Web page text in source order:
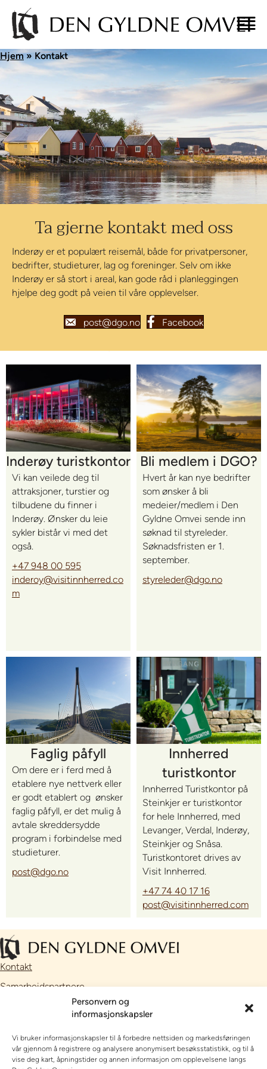
Personvern og
informasjonskapsler
Vi bruker informasjonskapsler til å forbedre nettsiden og markedsføringen
vår gjennom å registrere og analysere anonymisert besøksstatistikk, og til å
vise deg kart, åpningstider og annen informasjon om opplevelsene langs
Hjem» Kontakt
Ta gjerne kontakt med oss
Inderøy er et populært reisemål, både for privatpersoner,
bedrifter, studieturer, lag og foreninger. Selv om ikke
Inderøy er så stort i areal, kan gode råd i planleggingen
hjelpe deg godt på veien til våre opplevelser.
post@dgo.no Facebook
Inderøy turistkontor
Vi kan veilede deg til
attraksjoner, turstier og
tilbudene du finner i
Inderøy. Ønsker du leie
sykler bistår vi med det
også.
+47 948 00 595
inderoy@visitinnherred.co
m
Bli medlem i DGO?
Hvert år kan nye bedrifter
som ønsker å bli
medeier/medlem i Den
Gyldne Omvei sende inn
søknad til styreleder.
Søknadsfristen er 1.
september.
styreleder@dgo.no
Faglig påfyll
Om dere er i ferd med å
etablere nye nettverk eller
er godt etablert og ønsker
faglig påfyll, er det mulig å
avtale skreddersydde
program i forbindelse med
studieturer.
post@dgo.no
Innherred
turistkontor
Innherred Turistkontor på
Steinkjer er turistkontor
for hele Innherred, med
Levanger, Verdal, Inderøy,
Steinkjer og Snåsa.
Turistkontoret drives av
Visit Innherred.
+47 74 40 17 16
post@visitinnherred.com
Kontakt
Samarbeidspartnere
// Nettside utviklet avTalkto